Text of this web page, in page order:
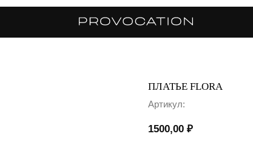
ПЛАТЬЕ FLORA
Артикул:
1500,00 ₽